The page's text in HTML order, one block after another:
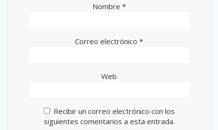
Nombre *
Correo electrónico *
Web
Recibir un correo electrónico con los
siguientes comentarios a esta entrada.